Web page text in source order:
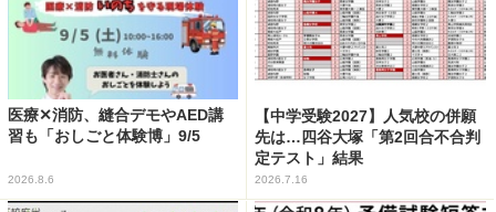
医療✕消防、縫合デモやAED講
習も「おしごと体験博」9/5
2026.8.6
【中学受験2027】人気校の併願
先は…四谷大塚「第2回合不合判
定テスト」結果
2026.7.16